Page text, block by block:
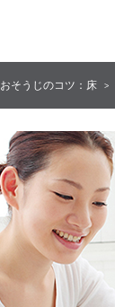
おそうじのコツ：床 >